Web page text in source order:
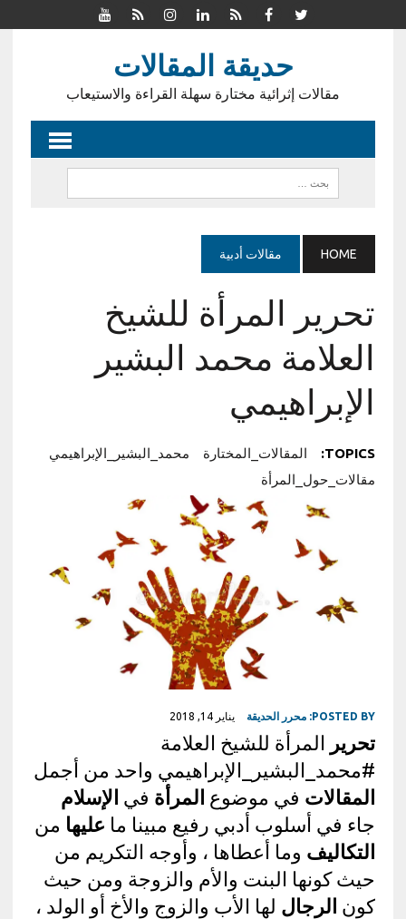
حديقة المقالات
مقالات إثرائية مختارة سهلة القراءة والاستيعاب
HOME مقالات أدبية
تحرير المرأة للشيخ
العلامة محمد البشير
الإبراهيمي
TOPICS: المقالات_المختارة
محمد_البشير_الإبراهيمي
مقالات_حول_المرأة
POSTED BY: محرر الحديقة يناير 14, 2018
تحرير المرأة للشيخ العلامة
#محمد_البشير_الإبراهيمي واحد من أجمل
المقالات في موضوع المرأة في الإسلام
جاء في أسلوب أدبي رفيع مبينا ما عليها من
التكاليف وما أعطاها ، وأوجه التكريم من
حيث كونها البنت والأم والزوجة ومن حيث
كون الرجال لها الأب والزوج والأخ أو الولد ،